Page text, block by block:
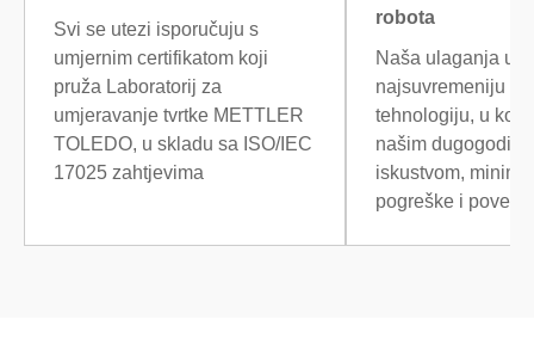
Svi se utezi isporučuju s
umjernim certifikatom koji
pruža Laboratorij za
umjeravanje tvrtke METTLER
TOLEDO, u skladu sa ISO/IEC
17025 zahtjevima
robota
Naša ulaganja u
najsuvremeniju
tehnologiju, u
našim
iskustvom,
pogreške i